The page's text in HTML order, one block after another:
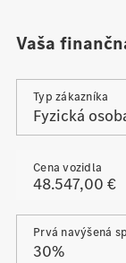
Vaša
Typ zákazníka
Cena vozidla
Prvá navýšená